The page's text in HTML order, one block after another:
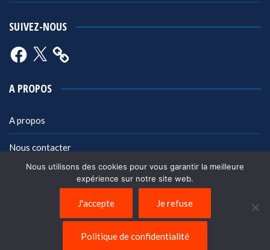
SUIVEZ-NOUS
Facebook
X
A PROPOS
A propos
Nous contacter
Politique de confidentialité
Nous utilisons des cookies pour vous garantir la meilleure
expérience sur notre site web.
J'accepte Je refuse
Politique de confidentialité